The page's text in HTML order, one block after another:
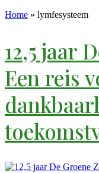
Home » lymfesysteem
12,5 jaar
Een reis